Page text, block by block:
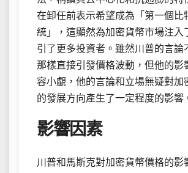
在卸任前表示希望成為「第一個比
統」，這顯然為加密貨幣市場注入
引了更多投資者。雖然川普的言論
那樣直接引發價格波動，但他的影
容小覷，他的言論和立場無疑對加
的發展方向產生了一定程度的影響
影響因素
川普和馬斯克對加密貨幣價格的影